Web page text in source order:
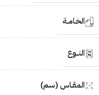
الخـامــة
النــوع
المقـاس (سم)